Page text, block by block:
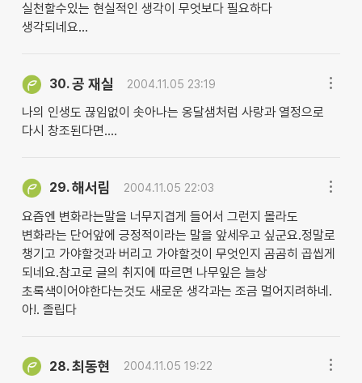
실천할수있는 현실적인 생각이 무엇보다 필요하다
생각되네요...
30.공 재실 2004.11.05 23:19
나의 인생도 끊임없이 솟아나는 옹달샘처럼 사랑과 열정으로
다시 창조된다면....
29.해서림 2004.11.05 22:03
요즘엔 변화라는말을 너무지겹게 들어서 그런지 몰라도
변화라는 단어앞에 긍정적이라는 말을 앞세우고 싶군요.정말로
챙기고 가야할것과 버리고 가야할것이 무엇인지 곰곰히 곱씹게
되네요.참고로 글의 취지에 따르면 나무잎은 늘상
초록색이어야한다는것도 새로운 생각과는 조금 멀어지려하네.
아!. 졸립다
28.최동현 2004.11.05 19:22